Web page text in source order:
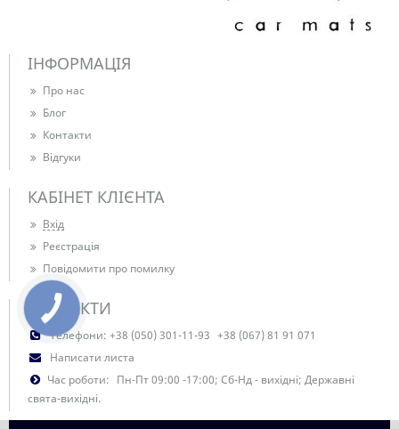
ІНФОРМАЦІЯ
Про нас
Блог
Контакти
Відгуки
КАБІНЕТ КЛІЄНТА
Вхід
Реєстрація
Повідомити про помилку
КОНТАКТИ
Телефони: +38 (050) 301-11-93 +38 (067) 81 91 071
Написати листа
Час роботи: Пн-Пт 09:00 -17:00; Сб-Нд - вихідні; Державні
свята-вихідні.
КНОПКА
ЗВ'ЯЗКУ